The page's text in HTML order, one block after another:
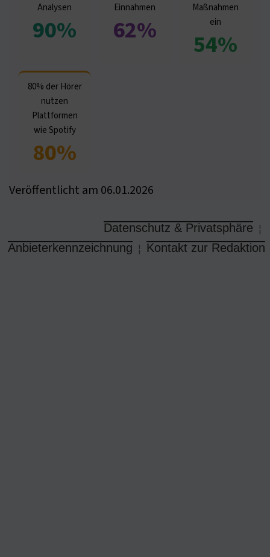
Analysen
90%
Einnahmen
62%
Maßnahmen
ein
54%
80% der Hörer
nutzen
Plattformen
wie Spotify
80%
Veröffentlicht am 06.01.2026
Datenschutz & Privatsphäre ¦
Anbieterkennzeichnung ¦ Kontakt zur Redaktion